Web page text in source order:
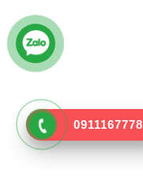
0911167778